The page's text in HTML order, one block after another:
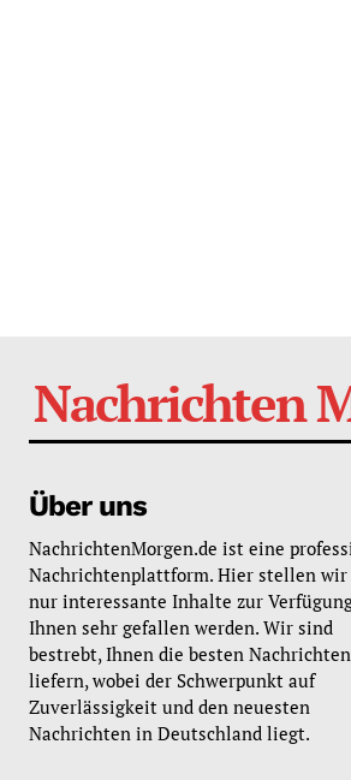
Nachrichten
Über uns
NachrichtenMorgen.de ist eine
Nachrichtenplattform. Hier stellen
nur interessante Inhalte zur
Ihnen sehr gefallen werden. Wir sind
bestrebt, Ihnen die besten
liefern, wobei der Schwerpunkt auf
Zuverlässigkeit und den neuesten
Nachrichten in Deutschland liegt.